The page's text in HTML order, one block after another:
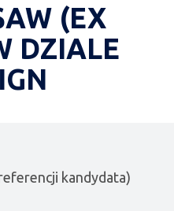
(EX
DZIALE
kandydata)